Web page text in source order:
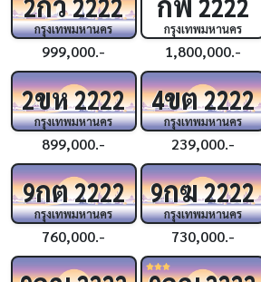
กรุงเทพมหานคร
999,000.-
กรุงเทพมหานคร
1,800,000.-
2ขห2222
กรุงเทพมหานคร
899,000.-
4ขต2222
กรุงเทพมหานคร
239,000.-
9กต2222
กรุงเทพมหานคร
760,000.-
9กฆ2222
กรุงเทพมหานคร
730,000.-